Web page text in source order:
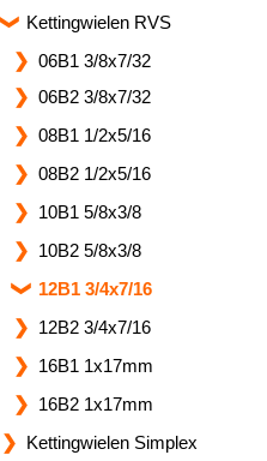
Kettingwielen RVS
06B1 3/8x7/32
06B2 3/8x7/32
08B1 1/2x5/16
08B2 1/2x5/16
10B1 5/8x3/8
10B2 5/8x3/8
12B1 3/4x7/16
12B2 3/4x7/16
16B1 1x17mm
16B2 1x17mm
Kettingwielen Simplex